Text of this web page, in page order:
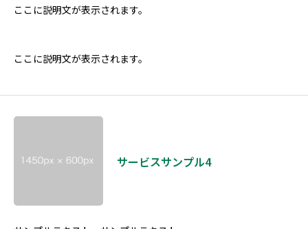
ここに説明文が表示されます。
ここに説明文が表示されます。
サービスサンプル4